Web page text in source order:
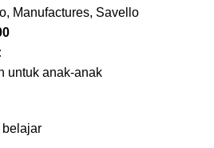
, Manufactures, Savello
untuk anak-anak
belajar